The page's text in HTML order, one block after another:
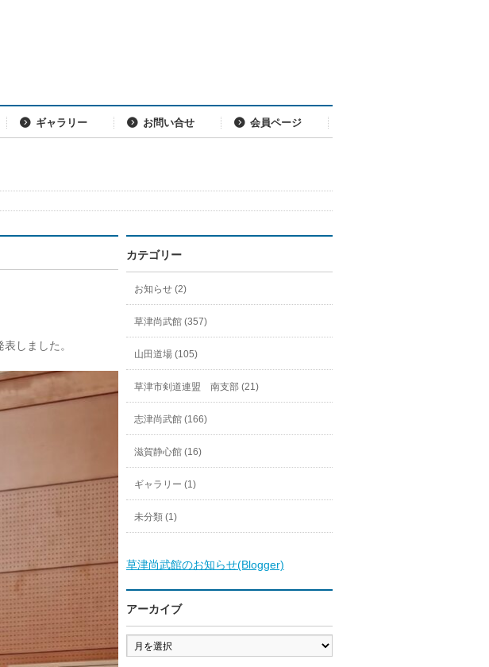
ギャラリー お問い合せ 会員ページ
しました。
カテゴリー
お知らせ (2)
草津尚武館 (357)
山田道場 (105)
草津市剣道連盟 南支部 (21)
志津尚武館 (166)
滋賀静心館 (16)
ギャラリー (1)
未分類 (1)
草津尚武館のお知らせ(Blogger)
アーカイブ
ア
ー